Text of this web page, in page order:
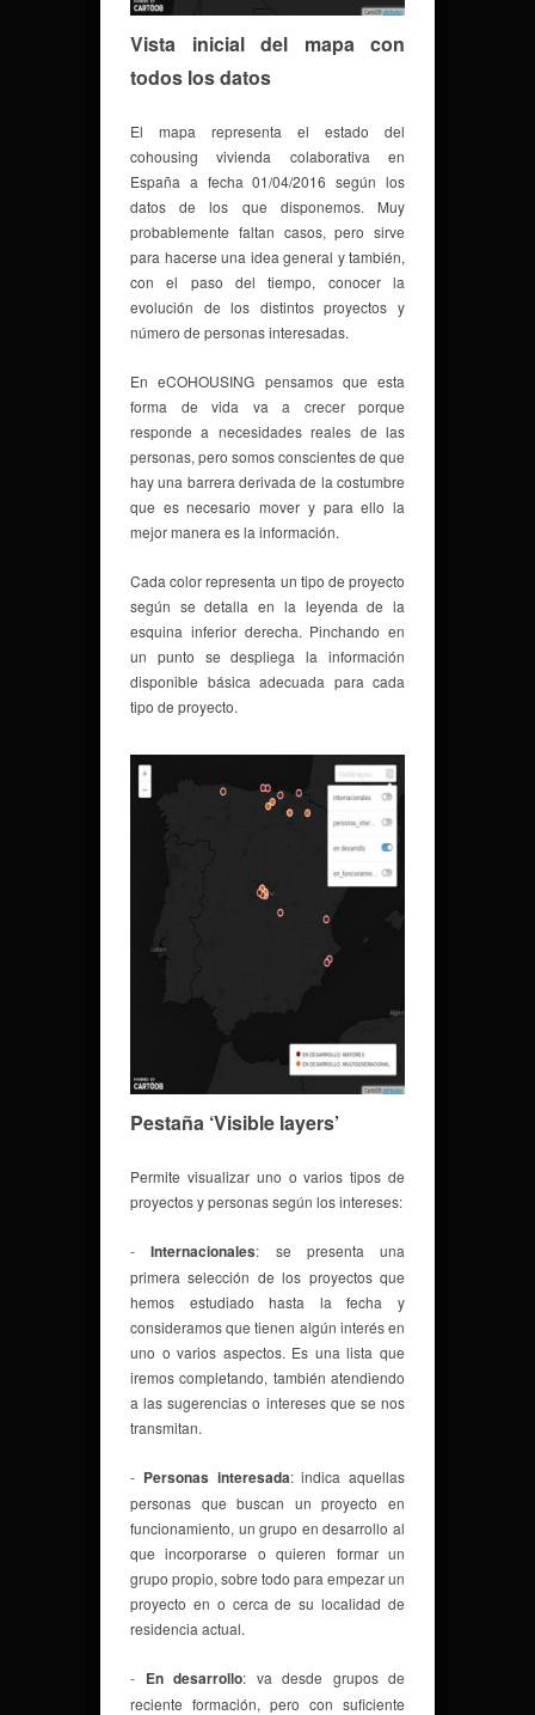
Vista inicial del mapa con
todos los datos
El mapa representa el estado del
cohousing vivienda colaborativa en
España a fecha 01/04/2016 según los
datos de los que disponemos. Muy
probablemente faltan casos, pero sirve
para hacerse una idea general y también,
con el paso del tiempo, conocer la
evolución de los distintos proyectos y
número de personas interesadas.
En eCOHOUSING pensamos que esta
forma de vida va a crecer porque
responde a necesidades reales de las
personas, pero somos conscientes de que
hay una barrera derivada de la costumbre
que es necesario mover y para ello la
mejor manera es la información.
Cada color representa un tipo de proyecto
según se detalla en la leyenda de la
esquina inferior derecha. Pinchando en
un punto se despliega la información
disponible básica adecuada para cada
tipo de proyecto.
Pestaña ‘Visible layers’
Permite visualizar uno o varios tipos de
proyectos y personas según los intereses:
-Internacionales: se presenta una
primera selección de los proyectos que
hemos estudiado hasta la fecha y
consideramos que tienen algún interés en
uno o varios aspectos. Es una lista que
iremos completando, también atendiendo
a las sugerencias o intereses que se nos
transmitan.
- Personas interesada: indica aquellas
personas que buscan un proyecto en
funcionamiento, un grupo en desarrollo al
que incorporarse o quieren formar un
grupo propio, sobre todo para empezar un
proyecto en o cerca de su localidad de
residencia actual.
- En desarrollo: va desde grupos de
reciente formación, pero con suficiente